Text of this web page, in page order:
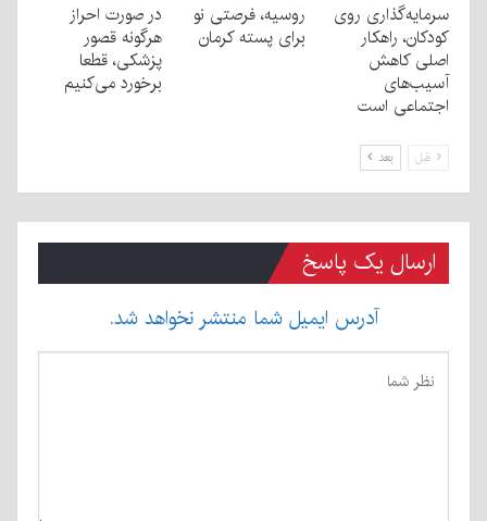
سرمایه‌گذاری روی
کودکان، راهکار
اصلی کاهش
آسیب‌های
اجتماعی است
روسیه، فرصتی نو
برای پسته کرمان
در صورت احراز
هرگونه قصور
پزشکی، قطعا
برخورد می‌کنیم
قبل بعد
ارسال یک پاسخ
آدرس ایمیل شما منتشر نخواهد شد.